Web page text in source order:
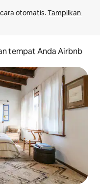
otomatis. Tampilkan
tempat Anda Airbnb